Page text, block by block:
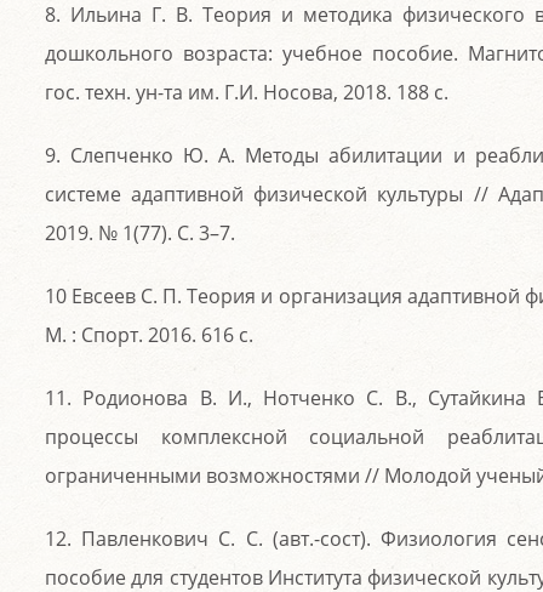
8. Ильина Г. В. Теория и методика физического
дошкольного возраста: учебное пособие.
гос. техн. ун-та им. Г.И. Носова, 2018. 188 с.
9. Слепченко Ю. А. Методы абилитации и
системе адаптивной физической культуры //
2019. № 1(77). С. 3–7.
10 Евсеев С. П. Теория и организация адаптивной
М. : Спорт. 2016. 616 с.
11. Родионова В. И., Нотченко С. В.,
процессы комплексной социальной
ограниченными возможностями // Молодой
12. Павленкович С. С. (авт.-сост). Физиология
пособие для студентов Института физической